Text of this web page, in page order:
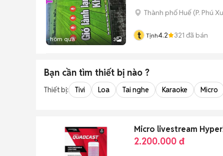
hôm qua 3
Thành phố Huế (P. Phú
t Tịnh4.2 321 đã bán
Bạn cần tìm thiết bị nào ?
Thiết bị: Tivi Loa Tai nghe Karaoke Micro
Micro livestream
2.200.000 đ